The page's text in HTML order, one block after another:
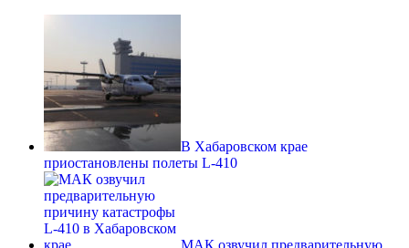
В Хабаровском крае
приостановлены полеты L-410
МАК озвучил предварительную